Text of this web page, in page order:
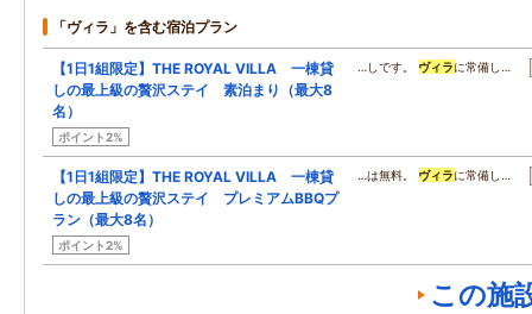
「ヴィラ」を含む宿泊プラン
【1日1組限定】THE ROYAL VILLA 一棟貸
しの最上級の贅沢ステイ 素泊まり（最大8
名）
ポイント2%
…しです。 ヴィラに常備し…
【1日1組限定】THE ROYAL VILLA 一棟貸
しの最上級の贅沢ステイ プレミアムBBQプ
ラン（最大8名）
ポイント2%
…は無料。 ヴィラに常備し…
この施